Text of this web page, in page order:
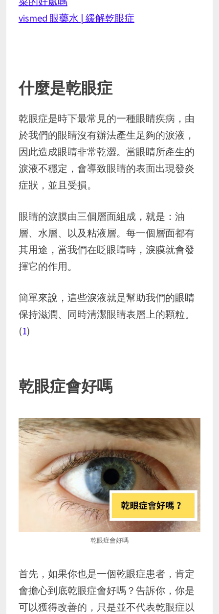
vismed 眼藥水 | 緩解乾眼症
什麼是乾眼症
乾眼症是時下最常見的一種眼睛疾病，由
於我們的眼睛沒有辦法產生足夠的淚液，
因此造成眼睛非常乾澀。當眼睛所產生的
淚液不穩定，會導致眼睛的表面出現發炎
症狀，並且受損。
眼睛的淚膜由三個層面組成，就是：油
層、水層、以及粘液層。每一個層面都有
其用途，當我們在眨眼睛時，淚膜就會發
揮它的作用。
簡單來說，這些淚液就是幫助我們的眼睛
保持滋潤、同時清潔眼睛表層上的顆粒。
(1)
乾眼症會好嗎
乾眼症會好嗎
首先，如果你也是一個乾眼症患者，肯定
會擔心到底乾眼症會好嗎？告訴你，你是
可以獲得改善的，只是並不代表乾眼症以